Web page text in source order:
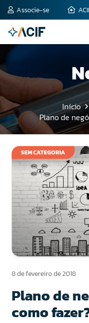
Associe-se
Início
Plano de
SEM CATEGORIA
8 de fevereiro de 2018
Plano de
como